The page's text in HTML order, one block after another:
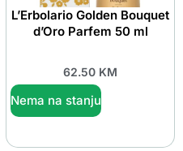
L’Erbolario Golden Bouquet
d’Oro Parfem 50 ml
62.50 KM
Nema na stanju